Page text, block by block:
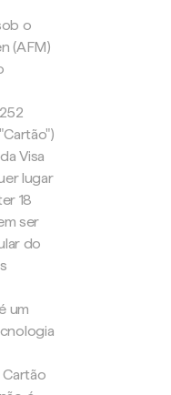
o
(AFM)
Visa
lugar
18
ser
do
um